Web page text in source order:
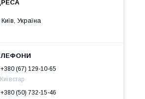
Київ, Україна
+380 (67) 129-10-65
Київстар
+380 (50) 732-15-46